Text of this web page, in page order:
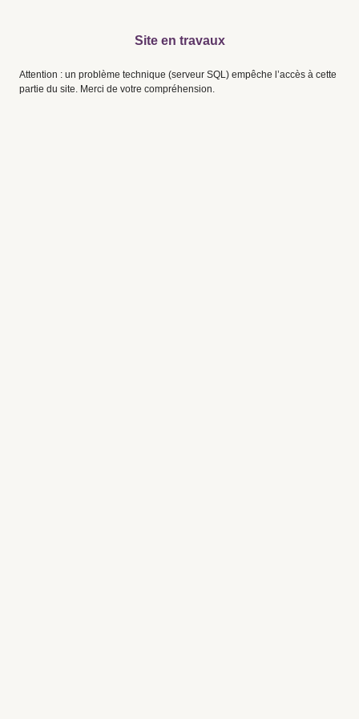
Site en travaux
Attention : un problème technique (serveur SQL) empêche l’accès à cette
partie du site. Merci de votre compréhension.